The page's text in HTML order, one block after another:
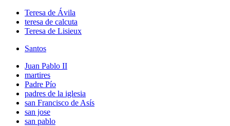
Teresa de Ávila
teresa de calcuta
Teresa de Lisieux
Santos
Juan Pablo II
martires
Padre Pío
padres de la iglesia
san Francisco de Asís
san jose
san pablo